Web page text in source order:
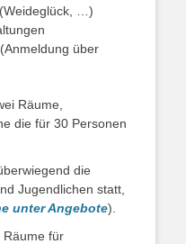
…)
über
Räume,
die für 30 Personen
die
Jugendlichen statt,
unter Angebote).
Räume für